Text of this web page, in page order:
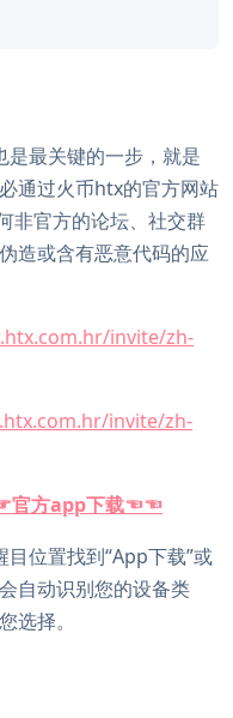
是最关键的一步，就是
通过火币htx的官方网站
非官方的论坛、社交群
造或含有恶意代码的应
invite/zh-
invite/zh-
方app下载☜☜
位置找到“App下载”或
自动识别您的设备类
选择。